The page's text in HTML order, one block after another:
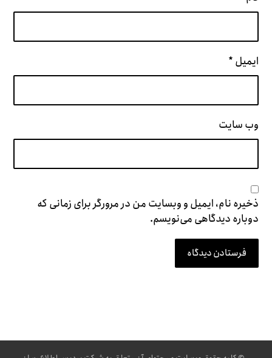
ایمیل*
وب‌ سایت
ذخیره نام، ایمیل و وبسایت من در مرورگر برای زمانی که
دوباره دیدگاهی می‌نویسم.
فرستادن دیدگاه